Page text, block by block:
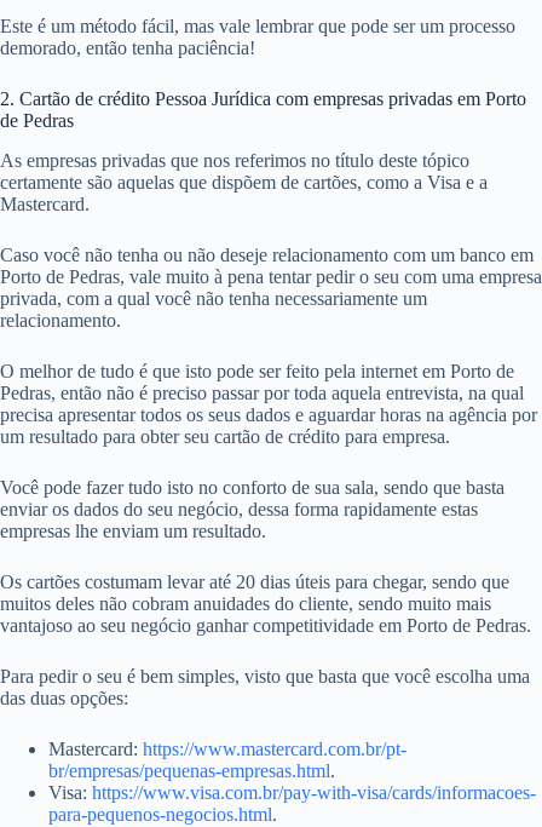
Este é um método fácil, mas vale lembrar que pode ser um processo
demorado, então tenha paciência!
2. Cartão de crédito Pessoa Jurídica com empresas privadas em Porto
de Pedras
As empresas privadas que nos referimos no título deste tópico
certamente são aquelas que dispõem de cartões, como a Visa e a
Mastercard.
Caso você não tenha ou não deseje relacionamento com um banco em
Porto de Pedras, vale muito à pena tentar pedir o seu com uma empresa
privada, com a qual você não tenha necessariamente um
relacionamento.
O melhor de tudo é que isto pode ser feito pela internet em Porto de
Pedras, então não é preciso passar por toda aquela entrevista, na qual
precisa apresentar todos os seus dados e aguardar horas na agência por
um resultado para obter seu cartão de crédito para empresa.
Você pode fazer tudo isto no conforto de sua sala, sendo que basta
enviar os dados do seu negócio, dessa forma rapidamente estas
empresas lhe enviam um resultado.
Os cartões costumam levar até 20 dias úteis para chegar, sendo que
muitos deles não cobram anuidades do cliente, sendo muito mais
vantajoso ao seu negócio ganhar competitividade em Porto de Pedras.
Para pedir o seu é bem simples, visto que basta que você escolha uma
das duas opções:
Mastercard: https://www.mastercard.com.br/pt-
br/empresas/pequenas-empresas.html.
Visa: https://www.visa.com.br/pay-with-visa/cards/informacoes-
para-pequenos-negocios.html.